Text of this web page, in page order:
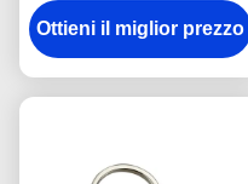
supporto del metallo di
rettangolo
Ottieni il miglior prezzo